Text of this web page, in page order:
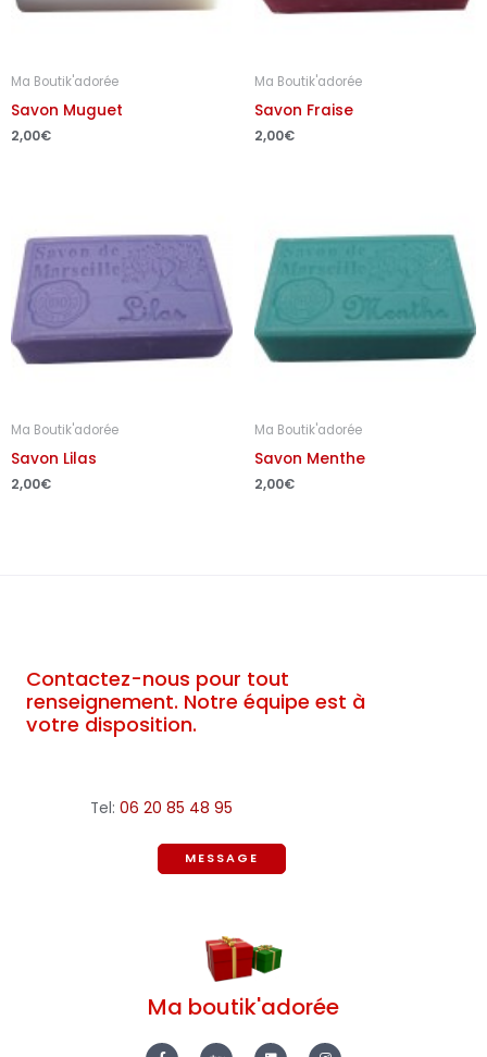
Ma Boutik'adorée
Savon Muguet
2,00€
Ma Boutik'adorée
Savon Fraise
2,00€
Ma Boutik'adorée
Savon Lilas
2,00€
Ma Boutik'adorée
Savon Menthe
2,00€
Contactez-nous pour tout
renseignement. Notre équipe est à
votre disposition.
Tel: 06 20 85 48 95
MESSAGE
Ma boutik'adorée
a b i n